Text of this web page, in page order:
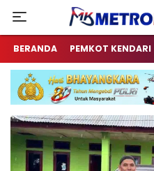
Berita Terkini
BERANDA PEMKOT KENDARI